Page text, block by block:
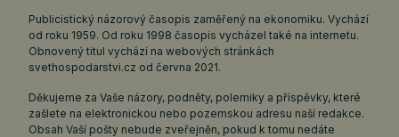
Publicistický názorový časopis zaměřený na ekonomiku. Vychází
od roku 1959. Od roku 1998 časopis vycházel také na internetu.
Obnovený titul vychází na webových stránkách
svethospodarstvi.cz od června 2021.
Děkujeme za Vaše názory, podněty, polemiky a příspěvky, které
zašlete na elektronickou nebo pozemskou adresu naší redakce.
Obsah Vaší pošty nebude zveřejněn, pokud k tomu nedáte